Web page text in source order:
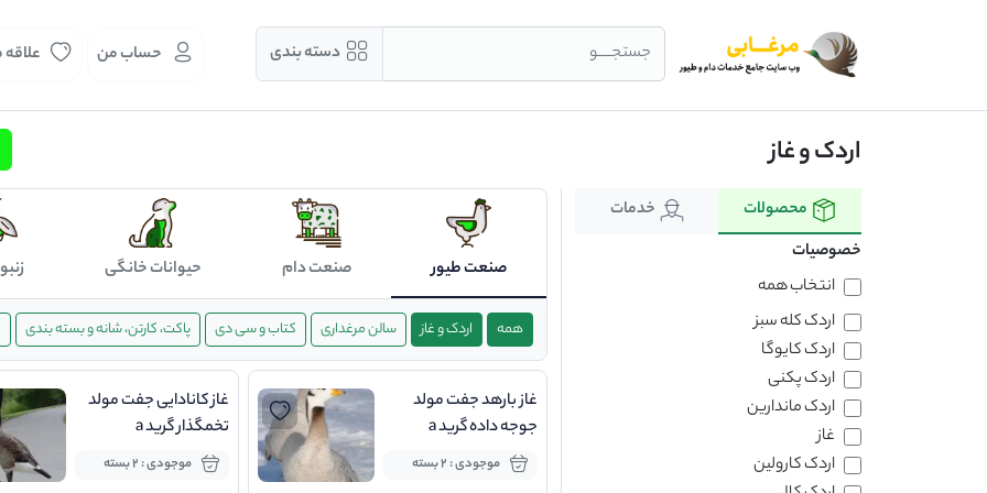
جستجــــو دسته بندی حساب من
اردک و غاز
محصولات
خدمات
خصوصیات
انتخاب همه
اردک کله سبز
اردک کایوگا
اردک پکنی
اردک ماندارین
غاز
اردک کارولین
صنعت طیور صنعت دام حیوانات خانگی
همه اردک و غاز سالن مرغداری کتاب و سی دی پاکت، کارتن، شانه و بسته بندی
غاز بارهد جفت مولد
جوجه داده گرید a
موجودی : 2 بسته
غاز کانادایی جفت مولد
تخمگذار گرید a
موجودی : 2 بسته